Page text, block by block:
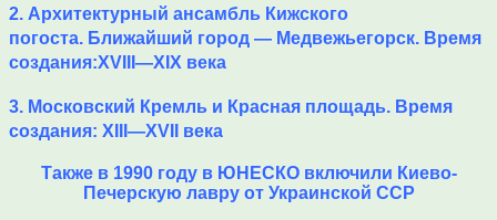
2. Архитектурный ансамбль Кижского
погоста. Ближайший город — Медвежьегорск. Время
создания:XVIII—XIX века
3. Московский Кремль и Красная площадь. Время
создания: XIII—XVII века
Также в 1990 году в ЮНЕСКО включили Киево-
Печерскую лавру от Украинской ССР